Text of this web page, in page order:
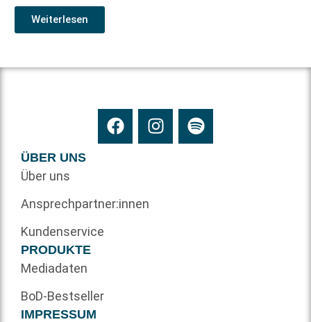
Weiterlesen
ÜBER UNS
Über uns
Ansprechpartner:innen
Kundenservice
PRODUKTE
Mediadaten
BoD-Bestseller
IMPRESSUM